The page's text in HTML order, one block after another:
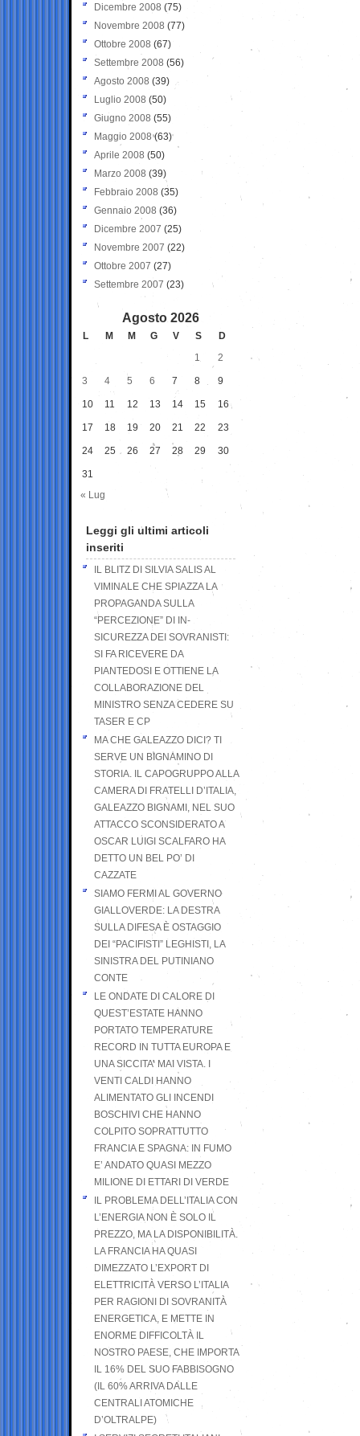
Dicembre 2008 (75)
Novembre 2008 (77)
Ottobre 2008 (67)
Settembre 2008 (56)
Agosto 2008 (39)
Luglio 2008 (50)
Giugno 2008 (55)
Maggio 2008(63)
Aprile 2008 (50)
Marzo 2008 (39)
Febbraio 2008 (35)
Gennaio 2008 (36)
Dicembre 2007 (25)
Novembre 2007 (22)
Ottobre 2007 (27)
Settembre 2007 (23)
Agosto 2026
L M M G V S
D
1
2
3 4 5 6 7 8 9
10 11 12 13 14 15 16
17 18 19 20 21 22 23
24 25 26 27 28 29 30
31
« Lug
Leggi gli ultimi articoli
inseriti
IL BLITZ DI SILVIA SALIS AL
VIMINALE CHE SPIAZZA LA
PROPAGANDA SULLA
“PERCEZIONE” DI IN-
SICUREZZA DEI SOVRANISTI:
SI FA RICEVERE DA
PIANTEDOSI E OTTIENE LA
COLLABORAZIONE DEL
MINISTRO SENZA CEDERE SU
TASER E CP
MA CHE GALEAZZO DICI? TI
SERVE UN BIGNAMINO DI
STORIA. IL CAPOGRUPPO ALLA
CAMERA DI FRATELLI D’ITALIA,
GALEAZZO BIGNAMI, NEL SUO
ATTACCO SCONSIDERATO A
OSCAR LUIGI SCALFARO HA
DETTO UN BEL PO’ DI
CAZZATE
SIAMO FERMI AL GOVERNO
GIALLOVERDE: LA DESTRA
SULLA DIFESA È OSTAGGIO
DEI “PACIFISTI” LEGHISTI, LA
SINISTRA DEL PUTINIANO
CONTE
LE ONDATE DI CALORE DI
QUEST’ESTATE HANNO
PORTATO TEMPERATURE
RECORD IN TUTTA EUROPA E
UNA SICCITA’ MAI VISTA. I
VENTI CALDI HANNO
ALIMENTATO GLI INCENDI
BOSCHIVI CHE HANNO
COLPITO SOPRATTUTTO
FRANCIA E SPAGNA: IN FUMO
E’ ANDATO QUASI MEZZO
MILIONE DI ETTARI DI VERDE
IL PROBLEMA DELL’ITALIA CON
L’ENERGIA NON È SOLO IL
PREZZO, MA LA DISPONIBILITÀ.
LA FRANCIA HA QUASI
DIMEZZATO L’EXPORT DI
ELETTRICITÀ VERSO L’ITALIA
PER RAGIONI DI SOVRANITÀ
ENERGETICA, E METTE IN
ENORME DIFFICOLTÀ IL
NOSTRO PAESE, CHE IMPORTA
IL 16% DEL SUO FABBISOGNO
(IL 60% ARRIVA DALLE
CENTRALI ATOMICHE
D’OLTRALPE)